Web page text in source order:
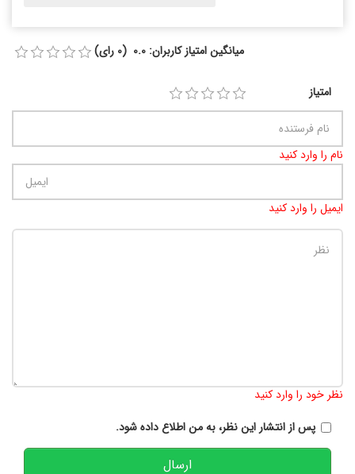
میانگین امتیاز کاربران: 0.0 (0 رای)
امتیاز
نام را وارد کنید
ایمیل را وارد کنید
نظر خود را وارد کنید
پس از انتشار این نظر، به من اطلاع داده شود.
ارسال